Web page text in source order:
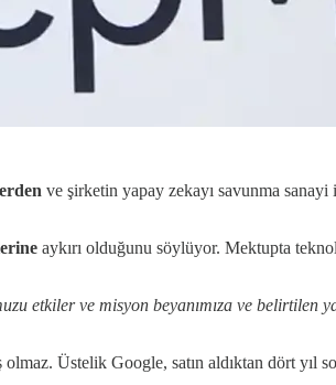
ve şirketin yapay zekayı savunma
aykırı olduğunu söylüyor. Mektupta
etkiler ve misyon beyanımıza ve belirtilen
Üstelik Google, satın aldıktan dört yıl